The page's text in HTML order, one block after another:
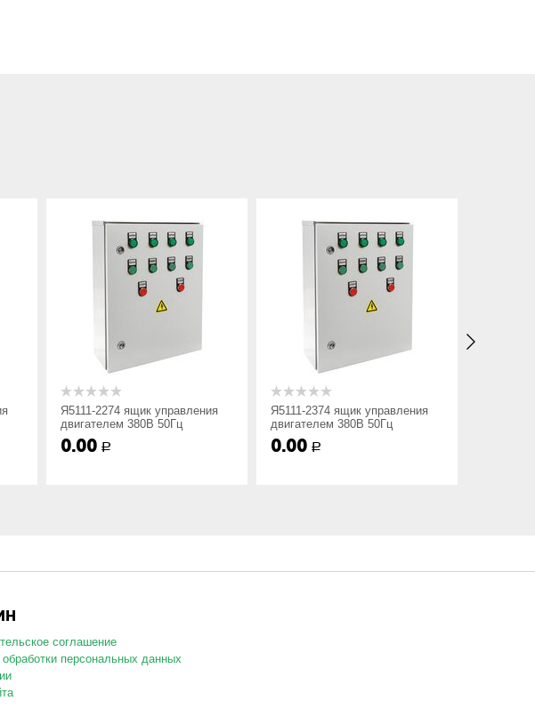
схемам и требованиям заказчика.
Я5111-2274 ящик управления
двигателем 380В 50Гц
0.00 Р
Я5111-2374 ящик управления
двигателем 380В 50Гц
0.00 Р
соглашение
обработки персональных данных